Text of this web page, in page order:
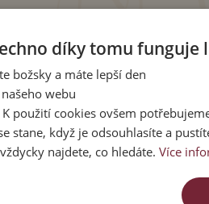
M 69 62 - 92
L
74
díky tomu funguje
božsky a máte lepší den
webu
použití cookies ovšem
stane, když je odsouhlasíte a
najdete, co hledáte. Více